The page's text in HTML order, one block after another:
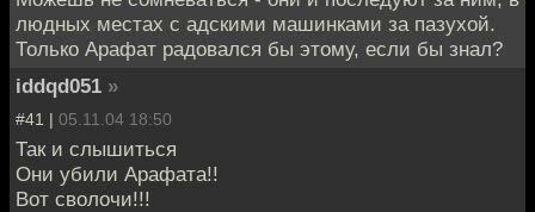
людных местах с адскими машинками за пазухой.
Только Арафат радовался бы этому, если бы знал?
iddqd051 »
#41 | 05.11.04 18:50
Так и слышиться
Они убили Арафата!!
Вот сволочи!!!